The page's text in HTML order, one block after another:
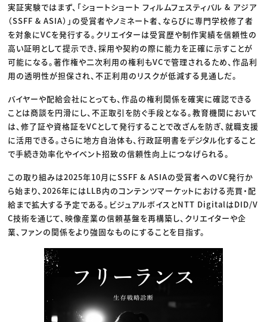
実証実験ではまず、「ショートショート フィルムフェスティバル & アジア
（SSFF & ASIA）」の受賞者やノミネート者、ならびに専門学校修了者
を対象にVCを発行する。クリエイターは受賞歴や制作実績を信頼性の
高い証明として提示でき、採用や契約の際に能力を正確に示すことが
可能になる。著作権や二次利用の権利もVCで管理されるため、作品利
用の透明性が担保され、不正利用のリスクが低減する見通しだ。
バイヤーや配給会社にとっても、作品の権利関係を確実に確認できる
ことは商談を円滑にし、不正取引を防ぐ手段となる。教育機関において
は、修了証や資格証をVCとして発行することで改ざんを防ぎ、就職支援
に活用できる。さらに地方自治体も、行政証明書をデジタル化すること
で手続き効率化やイベント招致の信頼性向上につなげられる。
この取り組みは2025年10月にSSFF & ASIAの受賞者へのVC発行か
ら始まり、2026年にはLLB内のコンテンツマーケットにおける売買・配
給まで拡大する予定である。ビジュアルボイスとNTT DigitalはDID/V
C技術を通じて、映像産業の信頼基盤を再構築し、クリエイターや企
業、ファンの関係をより強固なものにすることを目指す。